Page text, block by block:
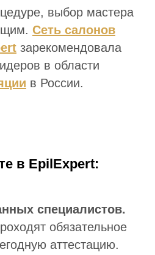
выбор мастера
Сеть салонов
зарекомендовала
в области
в России.
в EpilExpert:
специалистов.
обязательное
аттестацию.